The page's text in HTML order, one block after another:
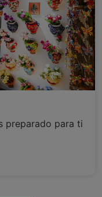
preparado para ti